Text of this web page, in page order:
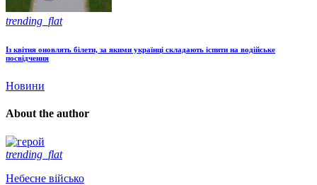
trending_flat
Із квітня оновлять білети, за якими українці складають іспити на водійське
посвідчення
Новини
About the author
trending_flat
Небесне військо